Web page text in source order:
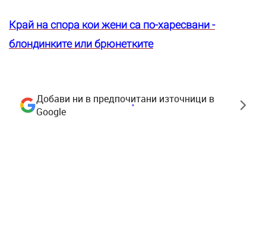
Край на спора кои жени са по-харесвани -
блондинките или брюнетките
Добави ни в предпочитани източници в
Google